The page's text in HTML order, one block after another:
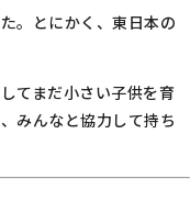
。とにかく、東日本の
てまだ小さい子供を育
みんなと協力して持ち